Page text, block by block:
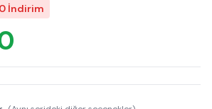
İndirim